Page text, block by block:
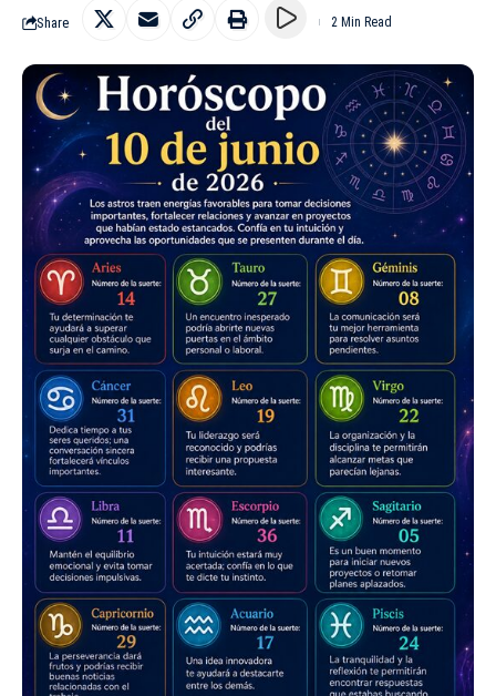
Share 2 Min Read